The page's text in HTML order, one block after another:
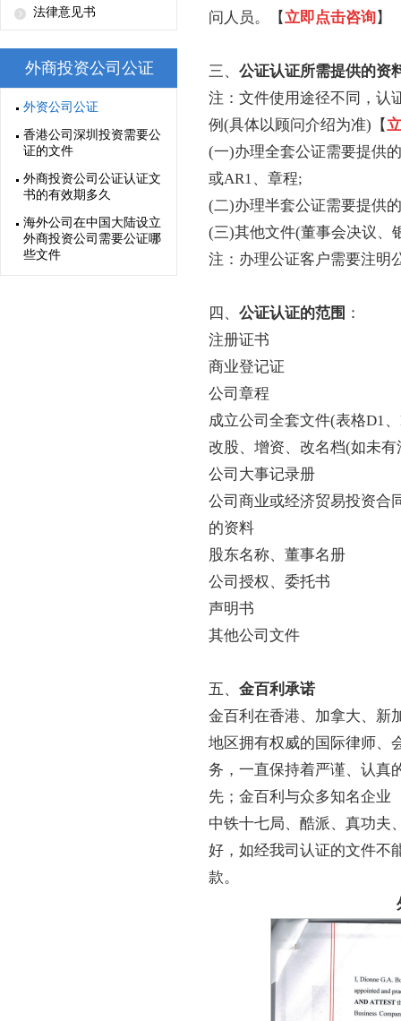
法律意见书
外商投资公司公证
外资公司公证
香港公司深圳投资需要公
证的文件
外商投资公司公证认证文
书的有效期多久
海外公司在中国大陆设立
外商投资公司需要公证哪
些文件
问人员。
【立即点击咨询】
三、 公证认证所需提供的资
注：文件使用途径不同，认
例(具体以顾问介绍为准) 【
(一)办理全套公证需要提供
或AR1、章程;
(二)办理半套公证需要提供
(三)其他文件(董事会决议、
注：办理公证客户需要注明
四、 公证认证的范围 ：
注册证书
商业登记证
公司章程
成立公司全套文件(表格D1
改股、增资、改名档(如未
公司大事记录册
公司商业或经济贸易投资合
的资料
股东名称、董事名册
公司授权、委托书
声明书
其他公司文件
五、 金百利承诺
金百利在香港、加拿大、新
地区拥有权威的国际律师、
务，一直保持着严谨、认真
先；金百利与众多知名企业
中铁十七局、酷派、真功夫
好，如经我司认证的文件不
款。